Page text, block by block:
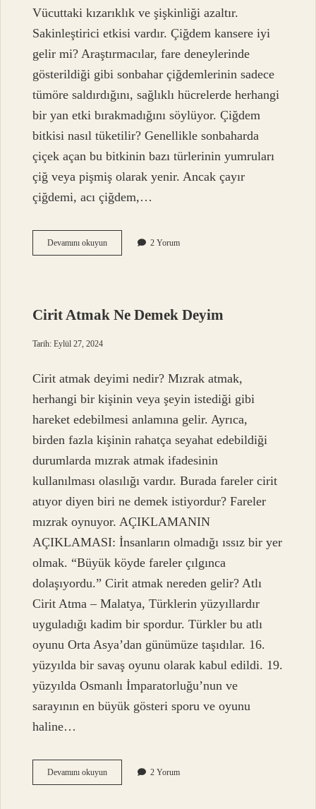
Vücuttaki kızarıklık ve şişkinliği azaltır.
Sakinleştirici etkisi vardır. Çiğdem kansere iyi
gelir mi? Araştırmacılar, fare deneylerinde
gösterildiği gibi sonbahar çiğdemlerinin sadece
tümöre saldırdığını, sağlıklı hücrelerde herhangi
bir yan etki bırakmadığını söylüyor. Çiğdem
bitkisi nasıl tüketilir? Genellikle sonbaharda
çiçek açan bu bitkinin bazı türlerinin yumruları
çiğ veya pişmiş olarak yenir. Ancak çayır
çiğdemi, acı çiğdem,…
Devamını okuyunÇiğdem
Hangi
2 Yorum
Cirit Atmak Ne Demek Deyim
Tarih: Eylül 27, 2024
Cirit atmak deyimi nedir? Mızrak atmak,
herhangi bir kişinin veya şeyin istediği gibi
hareket edebilmesi anlamına gelir. Ayrıca,
birden fazla kişinin rahatça seyahat edebildiği
durumlarda mızrak atmak ifadesinin
kullanılması olasılığı vardır. Burada fareler cirit
atıyor diyen biri ne demek istiyordur? Fareler
mızrak oynuyor. AÇIKLAMANIN
AÇIKLAMASI: İnsanların olmadığı ıssız bir yer
olmak. “Büyük köyde fareler çılgınca
dolaşıyordu.” Cirit atmak nereden gelir? Atlı
Cirit Atma – Malatya, Türklerin yüzyıllardır
uyguladığı kadim bir spordur. Türkler bu atlı
oyunu Orta Asya’dan günümüze taşıdılar. 16.
yüzyılda bir savaş oyunu olarak kabul edildi. 19.
yüzyılda Osmanlı İmparatorluğu’nun ve
sarayının en büyük gösteri sporu ve oyunu
haline…
Devamını okuyunCirit
Atmak
2 Yorum